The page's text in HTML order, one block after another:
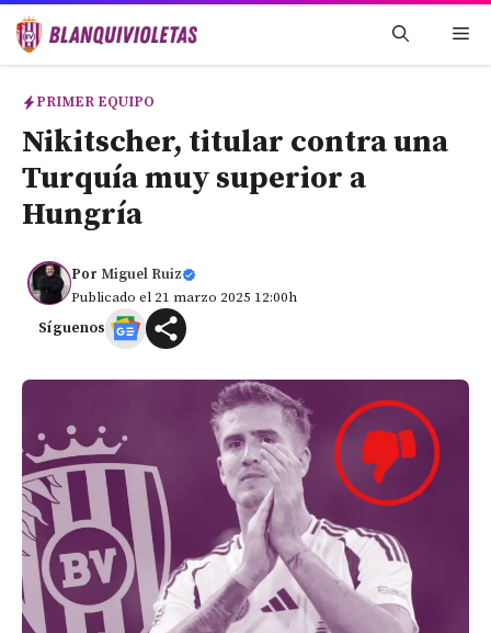
Saltar
PRIMER EQUIPO
Nikitscher, titular contra una
Turquía muy superior a
Hungría
Por Miguel Ruiz
Publicado el 21 marzo 2025 12:00h
Síguenos